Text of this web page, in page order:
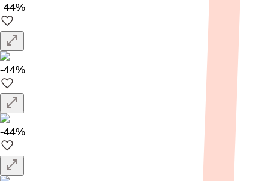
-44%
-44%
-44%